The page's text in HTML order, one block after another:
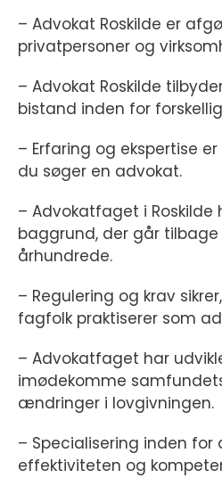
– Advokat Roskilde er
privatpersoner og
– Advokat Roskilde
bistand inden for
– Erfaring og ekspertise
du søger en advokat.
– Advokatfaget i Roskilde
baggrund, der går tilbage
århundrede.
– Regulering og krav
fagfolk praktiserer som
– Advokatfaget har
imødekomme
ændringer i lovgivningen.
– Specialisering inden
effektiviteten og